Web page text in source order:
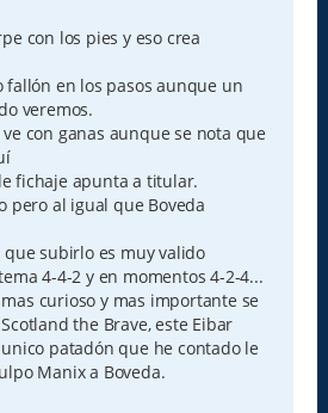
con los pies y eso crea
fallón en los pasos aunque un
veremos.
con ganas aunque se nota que
fichaje apunta a titular.
pero al igual que Boveda
que subirlo es muy valido
4-4-2 y en momentos 4-2-4...
curioso y mas importante se
the Brave, este Eibar
unico patadón que he contado le
Manix a Boveda.